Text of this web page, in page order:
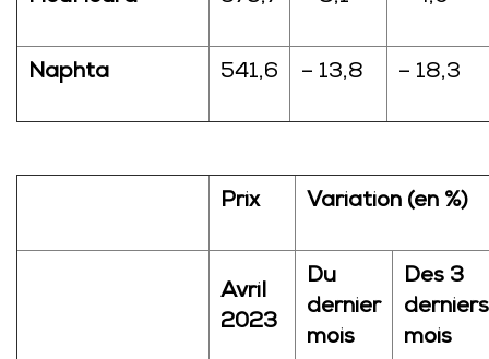
Naphta 541,6 – 13,8 – 18,3
Prix Variation (en %)
Avril
2023
Du
dernier
mois
Des 3
derniers
mois